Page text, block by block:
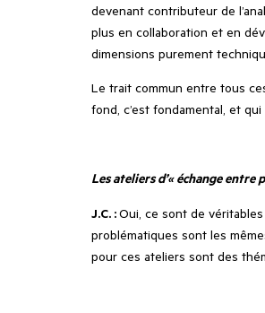
devenant contributeur de
plus en collaboration et en
dimensions purement
Le trait commun entre tous
fond, c’est fondamental, et
Les ateliers d’« échange
J.C. :Oui, ce sont de
problématiques sont les
pour ces ateliers sont des